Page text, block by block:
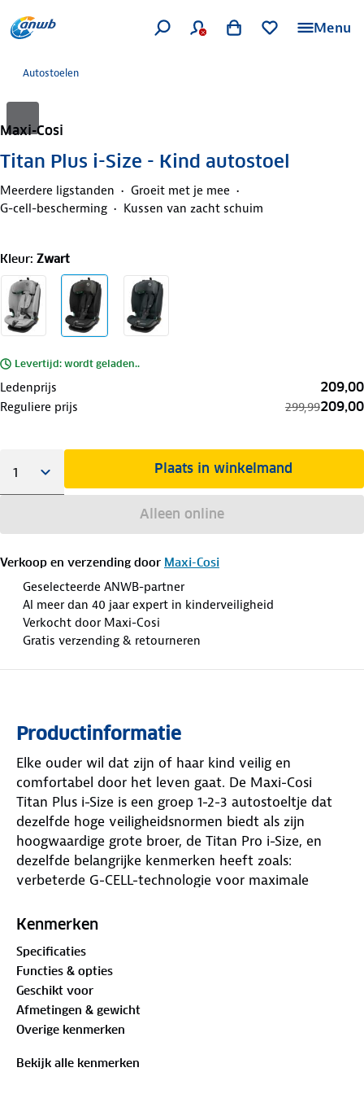
Menu
Autostoelen
Maxi-Cosi
Titan Plus i-Size - Kind autostoel
Meerdere ligstanden
Groeit met je mee
G-cell-bescherming
Kussen van zacht schuim
Kleur: Zwart
Levertijd: wordt geladen..
Ledenprijs 209,00
Reguliere prijs 299,99209,00
Plaats in winkelmand
Alleen online
Verkoop en verzending door Maxi-Cosi
Geselecteerde ANWB-partner
Al meer dan 40 jaar expert in kinderveiligheid
Verkocht door Maxi-Cosi
Gratis verzending & retourneren
Productinformatie
Elke ouder wil dat zijn of haar kind veilig en
comfortabel door het leven gaat. De Maxi-Cosi
Titan Plus i-Size is een groep 1-2-3 autostoeltje dat
dezelfde hoge veiligheidsnormen biedt als zijn
hoogwaardige grote broer, de Titan Pro i-Size, en
dezelfde belangrijke kenmerken heeft zoals:
verbeterde G-CELL-technologie voor maximale
ontspannende ligstanden voor meer comfort. De
autostoeltje voor meerdere leeftijden dat met je
kind meegroeit vanaf een leeftijd van vijftien
maanden tot twaalf jaar.
Maxi-Cosi Titan Plus i-Size voldoet aan dezelfde
hoge veiligheidsnormen als zijn hoogwaardige grote
Kenmerken
Specificaties
Functies & opties
Geschikt voor
Afmetingen & gewicht
Overige kenmerken
Bekijk alle kenmerken